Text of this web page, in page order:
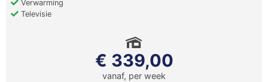
Verwarming
Televisie
€ 339,00
vanaf, per week